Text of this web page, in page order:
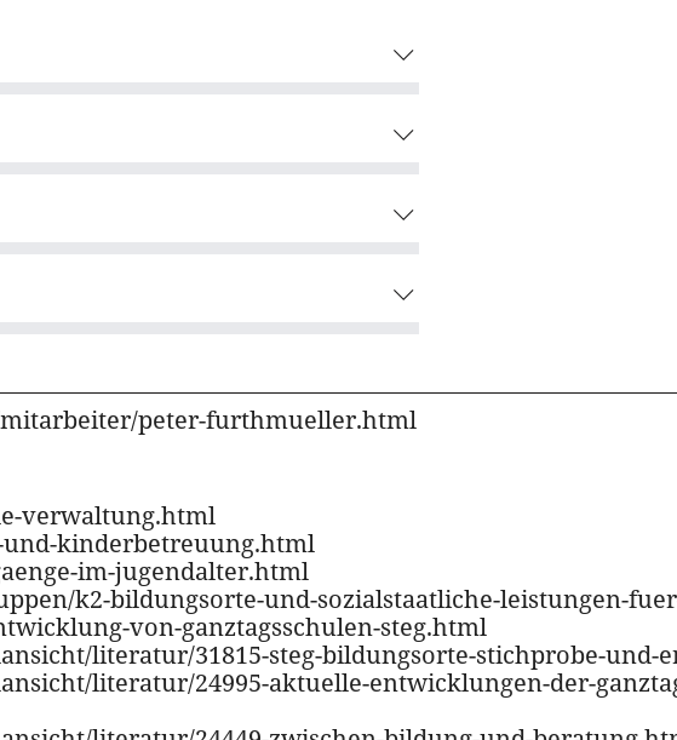
peter-furthmueller.html
verwaltung.html
kinderbetreuung.html
im-jugendalter.html
k2-bildungsorte-und-sozialstaatliche-leistungen-
von-ganztagsschulen-steg.html
literatur/31815-steg-bildungsorte-stichprobe-und-
literatur/24995-aktuelle-entwicklungen-der-